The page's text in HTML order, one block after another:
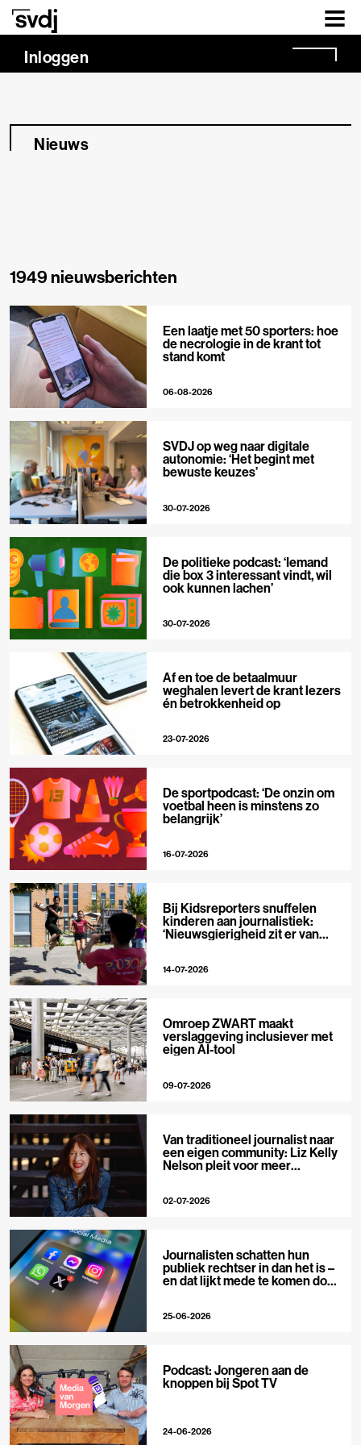
Naar hoofdinhoud
Inloggen
Nieuws
1949 nieuwsberichten
Een laatje met 50 sporters: hoe
de necrologie in de krant tot
stand komt
06-08-2026
SVDJ op weg naar digitale
autonomie: ‘Het begint met
bewuste keuzes’
30-07-2026
De politieke podcast: ‘Iemand
die box 3 interessant vindt, wil
ook kunnen lachen’
30-07-2026
Af en toe de betaalmuur
weghalen levert de krant lezers
én betrokkenheid op
23-07-2026
De sportpodcast: ‘De onzin om
voetbal heen is minstens zo
belangrijk’
16-07-2026
Bij Kidsreporters snuffelen
kinderen aan journalistiek:
‘Nieuwsgierigheid zit er van
14-07-2026
Omroep ZWART maakt
verslaggeving inclusiever met
eigen AI-tool
09-07-2026
Van traditioneel journalist naar
een eigen community: Liz Kelly
Nelson pleit voor meer
02-07-2026
Journalisten schatten hun
publiek rechtser in dan het is –
en dat lijkt mede te komen door
25-06-2026
Podcast: Jongeren aan de
knoppen bij Spot TV
24-06-2026